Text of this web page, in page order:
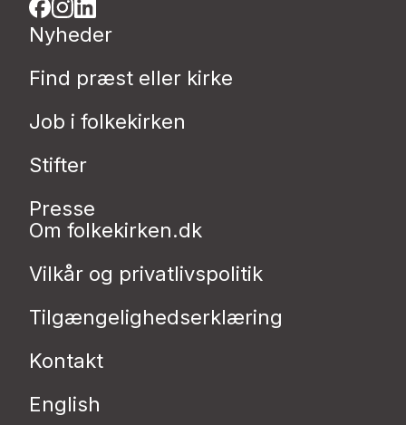
Nyheder
Find præst eller kirke
Job i folkekirken
Stifter
Presse
Om folkekirken.dk
Vilkår og privatlivspolitik
Tilgængelighedserklæring
Kontakt
English